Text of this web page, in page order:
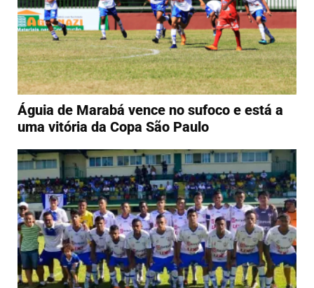
Águia de Marabá vence no sufoco e está a
uma vitória da Copa São Paulo